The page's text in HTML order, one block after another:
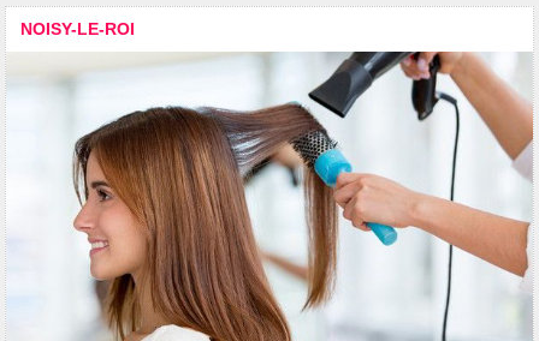
NOISY-LE-ROI